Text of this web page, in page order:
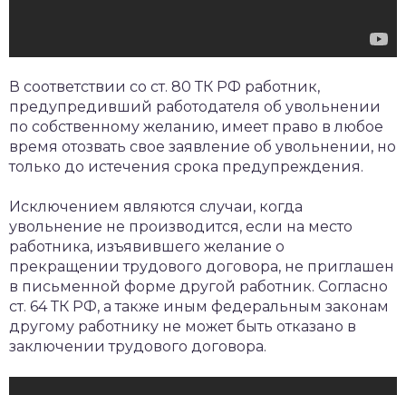
В соответствии со ст. 80 ТК РФ работник,
предупредивший работодателя об увольнении
по собственному желанию, имеет право в любое
время отозвать свое заявление об увольнении, но
только до истечения срока предупреждения.
Исключением являются случаи, когда
увольнение не производится, если на место
работника, изъявившего желание о
прекращении трудового договора, не приглашен
в письменной форме другой работник. Согласно
ст. 64 ТК РФ, а также иным федеральным законам
другому работнику не может быть отказано в
заключении трудового договора.